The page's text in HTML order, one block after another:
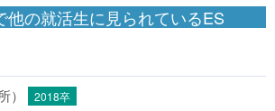
他の就活生に見られているES
） 2018卒